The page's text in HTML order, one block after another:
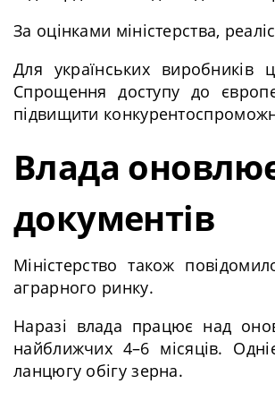
За оцінками міністерства,
Для українських
Спрощення доступу до
підвищити
Влада
документів
Міністерство також
аграрного ринку.
Наразі влада працює над
найближчих 4–6 місяців.
ланцюгу обігу зерна.